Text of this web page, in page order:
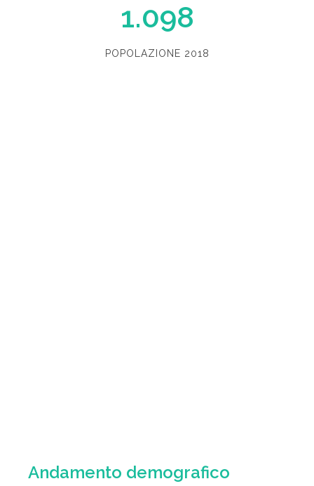
1.098
POPOLAZIONE 2018
Andamento demografico